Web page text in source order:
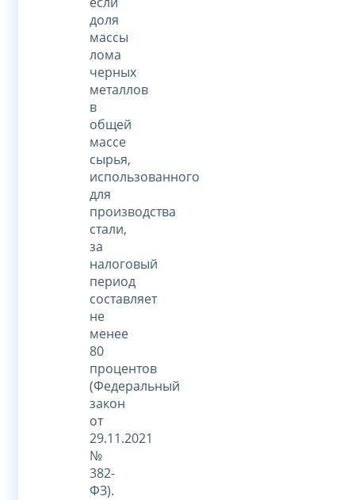
доля
массы
лома
черных
металлов
в
общей
массе
сырья,
использованного
для
производства
стали,
за
налоговый
период
составляет
не
менее
80
процентов
(Федеральный
закон
от
29.11.2021
№
382-
ФЗ).